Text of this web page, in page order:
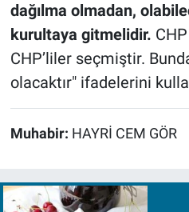
dağılma olmadan,
kurultaya gitmelidir.
CHP’liler seçmiştir.
olacaktır" ifadelerini
Muhabir: HAYRİ CEM GÖR